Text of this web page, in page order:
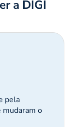
a DIGI
pela
mudaram o